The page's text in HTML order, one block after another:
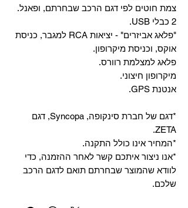
צמת חוטים לפי דגם הרכב שבחרתם, ופאנל.
2 כבלי USB.
"פלאג אביזרים" - יציאות RCA למגבר, כניסת
אוקס, וכניסת מיקרופון.
פלאג למצלמת רוורס.
מיקרופון חיצוני.
אנטנת GPS.
*דגם של חברת סינקופה, Syncopa, דגם
ZETA.
*המחיר אינו כולל התקנה.
*אנו ניצור איתכם קשר לאחר ההזמנה, כדי
לוודא שהמוצר שבחרתם תואם לדגם הרכב
שלכם.